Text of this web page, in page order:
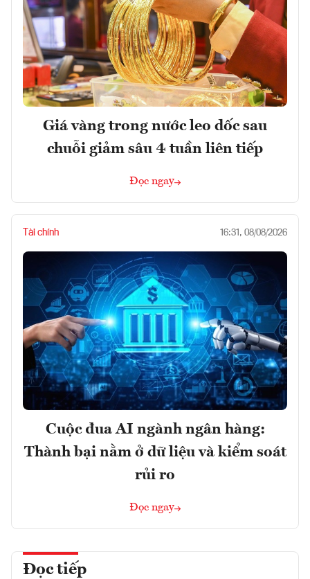
Giá vàng trong nước leo dốc sau
chuỗi giảm sâu 4 tuần liên tiếp
Đọc ngay
Tài chính 16:31, 08/08/2026
Cuộc đua AI ngành ngân hàng:
Thành bại nằm ở dữ liệu và kiểm soát
rủi ro
Đọc ngay
Đọc tiếp